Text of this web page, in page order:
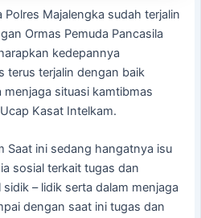
Polres Majalengka sudah terjalin
Ormas Pemuda Pancasila
kedepannya
terus terjalin dengan baik
situasi kamtibmas
Kasat Intelkam.
Saat ini sedang hangatnya isu
sosial terkait tugas dan
– lidik serta dalam menjaga
dengan saat ini tugas dan